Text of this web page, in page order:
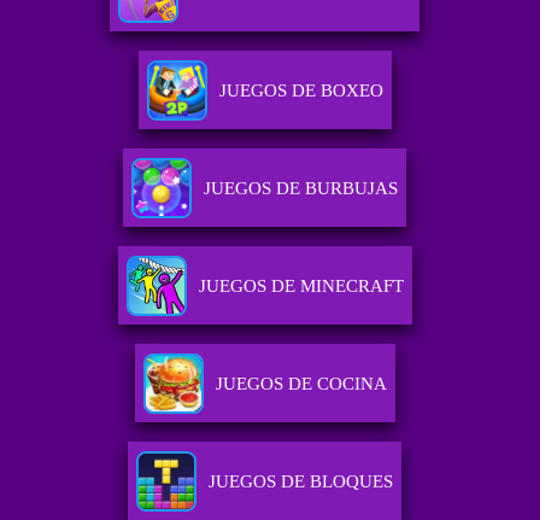
JUEGOS DE BOXEO
JUEGOS DE BURBUJAS
JUEGOS DE MINECRAFT
JUEGOS DE COCINA
JUEGOS DE BLOQUES